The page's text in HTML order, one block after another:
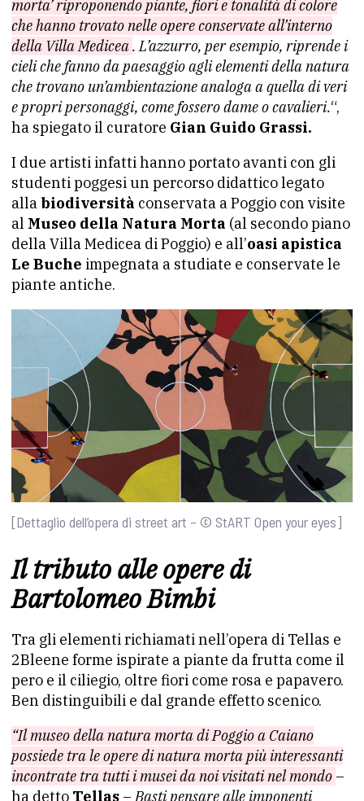
morta’ riproponendo piante, fiori e tonalità di colore
che hanno trovato nelle opere conservate all’interno
della Villa Medicea. L’azzurro, per esempio, riprende i
cieli che fanno da paesaggio agli elementi della natura
che trovano un’ambientazione analoga a quella di veri
e propri personaggi, come fossero dame o cavalieri.“,
ha spiegato il curatore Gian Guido Grassi.
I due artisti infatti hanno portato avanti con gli
studenti poggesi un percorso didattico legato
alla biodiversità conservata a Poggio con visite
al Museo della Natura Morta (al secondo piano
della Villa Medicea di Poggio) e all’oasi apistica
Le Buche impegnata a studiate e conservate le
piante antiche.
[Dettaglio dell’opera di street art – © StART Open your eyes]
Il tributo alle opere di
Bartolomeo Bimbi
Tra gli elementi richiamati nell’opera di Tellas e
2Bleene forme ispirate a piante da frutta come il
pero e il ciliegio, oltre fiori come rosa e papavero.
Ben distinguibili e dal grande effetto scenico.
“Il museo della natura morta di Poggio a Caiano
possiede tra le opere di natura morta più interessanti
incontrate tra tutti i musei da noi visitati nel mondo –
ha detto Tellas – Basti pensare alle imponenti